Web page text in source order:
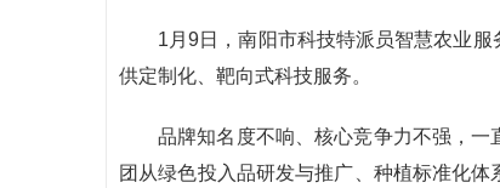
1月9日，南阳市科技特派员智慧农业
供定制化、靶向式科技服务。
品牌知名度不响、核心竞争力不强，
团从绿色投入品研发与推广、种植标准化